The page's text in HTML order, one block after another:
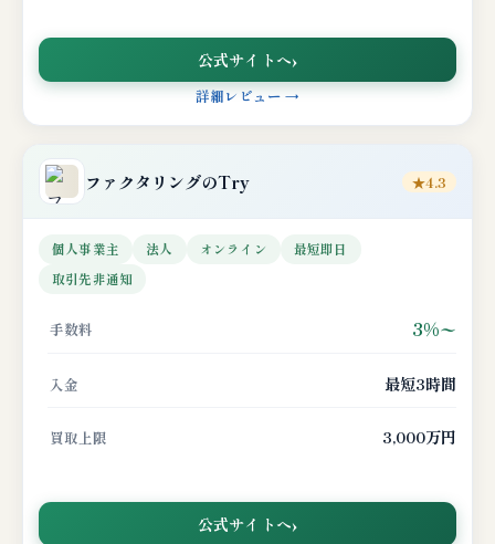
公式サイトへ
詳細レビュー →
ファクタリングのTry ★4.3
個人事業主 法人 オンライン
最短即日
取引先非通知
手数料 3%〜
入金 最短3時間
買取上限 3,000万円
公式サイトへ